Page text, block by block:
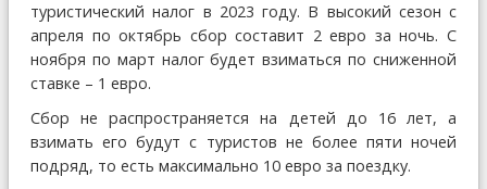
туристический налог в 2023 году. В высокий сезон с
апреля по октябрь сбор составит 2 евро за ночь. С
ноября по март налог будет взиматься по сниженной
ставке – 1 евро.
Сбор не распространяется на детей до 16 лет, а
взимать его будут с туристов не более пяти ночей
подряд, то есть максимально 10 евро за поездку.